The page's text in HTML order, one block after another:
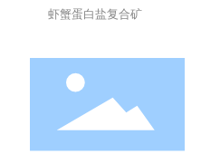
种蛋禽蛋白盐复合矿